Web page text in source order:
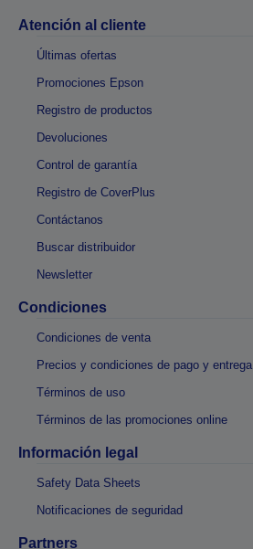
Atención al cliente
Últimas ofertas
Promociones Epson
Registro de productos
Devoluciones
Control de garantía
Registro de CoverPlus
Contáctanos
Buscar distribuidor
Newsletter
Condiciones
Condiciones de venta
Precios y condiciones de pago y entrega
Términos de uso
Términos de las promociones online
Información legal
Safety Data Sheets
Notificaciones de seguridad
Partners